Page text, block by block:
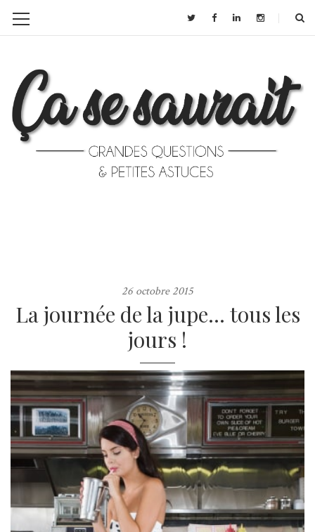
26 octobre 2015
La journée de la jupe… tous les
jours !